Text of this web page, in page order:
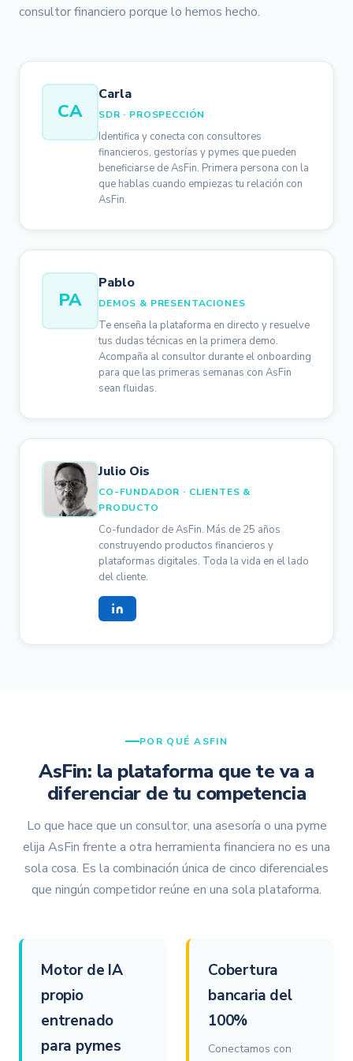
consultor financiero porque lo hemos hecho.
CA
Carla
SDR · PROSPECCIÓN
Identifica y conecta con consultores
financieros, gestorías y pymes que pueden
beneficiarse de AsFin. Primera persona con la
que hablas cuando empiezas tu relación con
AsFin.
PA
Pablo
DEMOS & PRESENTACIONES
Te enseña la plataforma en directo y resuelve
tus dudas técnicas en la primera demo.
Acompaña al consultor durante el onboarding
para que las primeras semanas con AsFin
sean fluidas.
Julio Ois
CO-FUNDADOR · CLIENTES &
PRODUCTO
Co-fundador de AsFin. Más de 25 años
construyendo productos financieros y
plataformas digitales. Toda la vida en el lado
del cliente.
POR QUÉ ASFIN
AsFin: la plataforma que te va a
diferenciar de tu competencia
Lo que hace que un consultor, una asesoría o una pyme
elija AsFin frente a otra herramienta financiera no es una
sola cosa. Es la combinación única de cinco diferenciales
que ningún competidor reúne en una sola plataforma.
Motor de IA
propio
entrenado
para pymes
Cobertura
bancaria del
100%
Conectamos con